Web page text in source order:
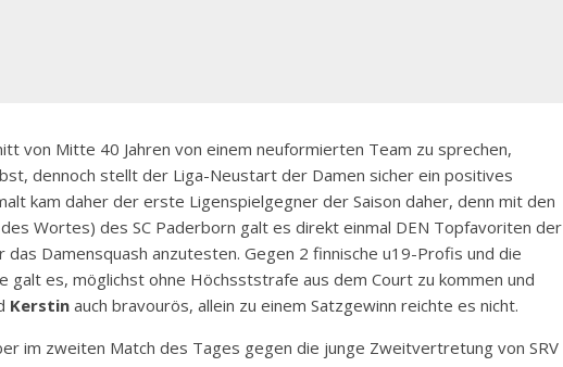
von Mitte 40 Jahren von einem neuformierten Team zu sprechen,
dennoch stellt der Liga-Neustart der Damen sicher ein positives
kam daher der erste Ligenspielgegner der Saison daher, denn mit den
Wortes) des SC Paderborn galt es direkt einmal DEN Topfavoriten der
das Damensquash anzutesten. Gegen 2 finnische u19-Profis und die
galt es, möglichst ohne Höchsststrafe aus dem Court zu kommen und
Kerstin auch bravourös, allein zu einem Satzgewinn reichte es nicht.
im zweiten Match des Tages gegen die junge Zweitvertretung von SRV